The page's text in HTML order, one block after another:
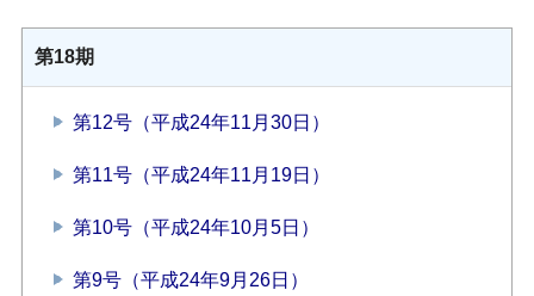
第18期
第12号（平成24年11月30日）
第11号（平成24年11月19日）
第10号（平成24年10月5日）
第9号（平成24年9月26日）